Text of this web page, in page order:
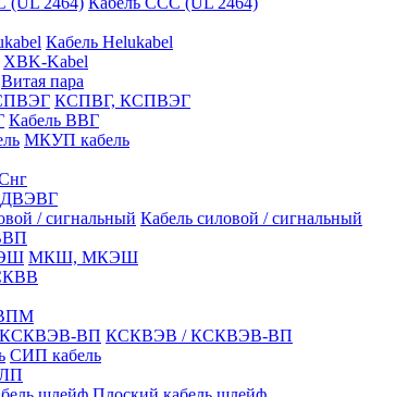
Кабель Helukabel
XBK-Kabel
Витая пара
КСПВГ, КСПВЭГ
Кабель ВВГ
МКУП кабель
Кабель силовой / сигнальный
МКШ, МКЭШ
КСКВЭВ / КСКВЭВ-ВП
СИП кабель